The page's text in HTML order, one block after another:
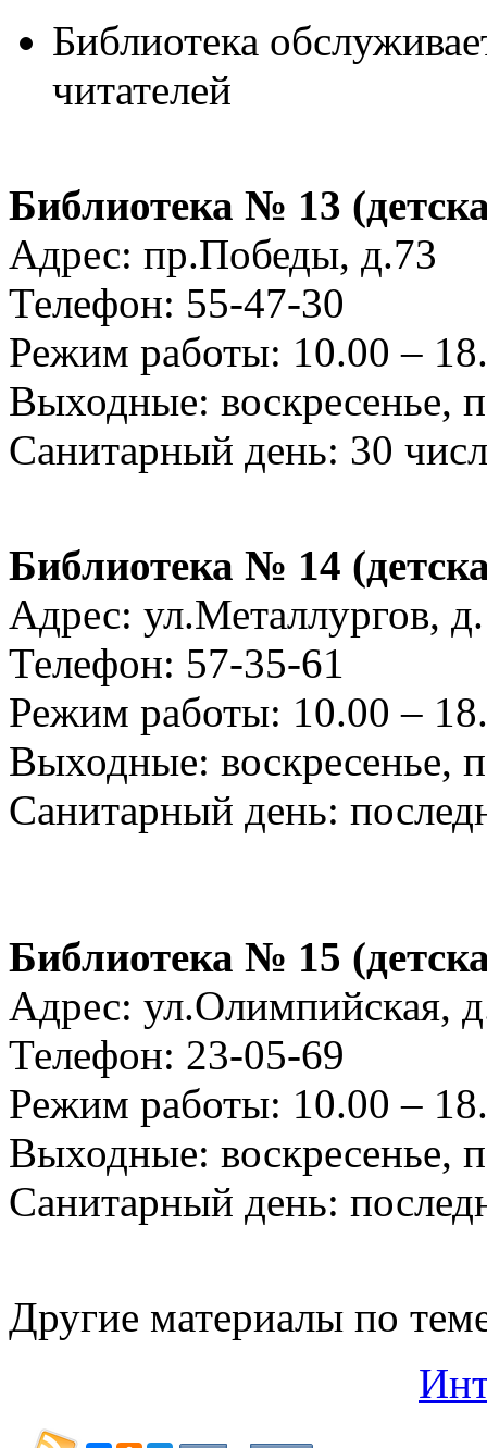
Библиотека
читателей
Библиотека № 13
Адрес: пр.Победы, д.73
Телефон: 55-47-30
Режим работы: 10.00 –
Выходные: воскресенье,
Санитарный день: 30
Библиотека № 14
Адрес: ул.Металлургов,
Телефон: 57-35-61
Режим работы: 10.00 –
Выходные: воскресенье,
Санитарный день:
Библиотека № 15
Адрес: ул.Олимпийская,
Телефон: 23-05-69
Режим работы: 10.00 –
Выходные: воскресенье,
Санитарный день:
Другие материалы по